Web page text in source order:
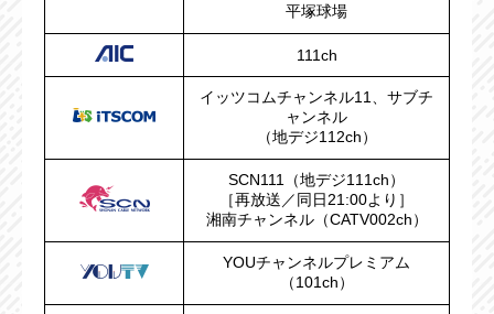
平塚球場
111ch
イッツコムチャンネル11、サブチ
ャンネル
（地デジ112ch）
SCN111（地デジ111ch）
［再放送／同日21:00より］
湘南チャンネル（CATV002ch）
YOUチャンネルプレミアム
（101ch）